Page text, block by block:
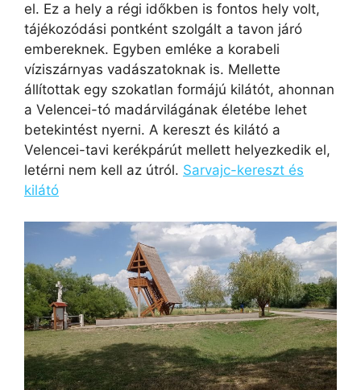
el. Ez a hely a régi időkben is fontos hely volt,
tájékozódási pontként szolgált a tavon járó
embereknek. Egyben emléke a korabeli
víziszárnyas vadászatoknak is. Mellette
állítottak egy szokatlan formájú kilátót, ahonnan
a Velencei-tó madárvilágának életébe lehet
betekintést nyerni. A kereszt és kilátó a
Velencei-tavi kerékpárút mellett helyezkedik el,
letérni nem kell az útról. Sarvajc-kereszt és
kilátó